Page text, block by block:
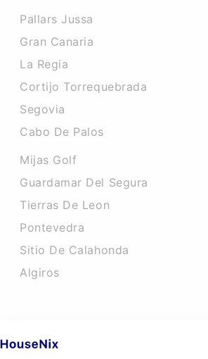
Pallars Jussa
Gran Canaria
La Regia
Cortijo Torrequebrada
Segovia
Cabo De Palos
Mijas Golf
Guardamar Del Segura
Tierras De Leon
Pontevedra
Sitio De Calahonda
Algiros